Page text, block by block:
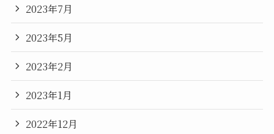
2023年7月
2023年5月
2023年2月
2023年1月
2022年12月